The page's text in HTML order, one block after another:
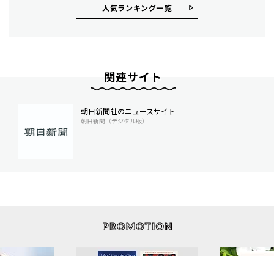
人気ランキング⼀覧
関連サイト
朝日新聞社のニュースサイト
朝日新聞（デジタル版）